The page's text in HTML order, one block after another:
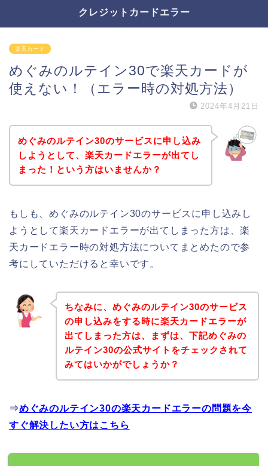
クレジットカードエラー
楽天カード
めぐみのルテイン30で楽天カードが
使えない！（エラー時の対処方法）
2024年4月21日
めぐみのルテイン30のサービスに申し込み
しようとして、楽天カードエラーが出てし
まった！という方はいませんか？
もしも、めぐみのルテイン30のサービスに申し込みし
ようとして楽天カードエラーが出てしまった方は、楽
天カードエラー時の対処方法についてまとめたので参
考にしていただけると幸いです。
ちなみに、めぐみのルテイン30のサービス
の申し込みをする時に楽天カードエラーが
出てしまった方は、まずは、下記めぐみの
ルテイン30の公式サイトをチェックされて
みてはいかがでしょうか？
⇒めぐみのルテイン30の楽天カードエラーの問題を今
すぐ解決したい方はこちら